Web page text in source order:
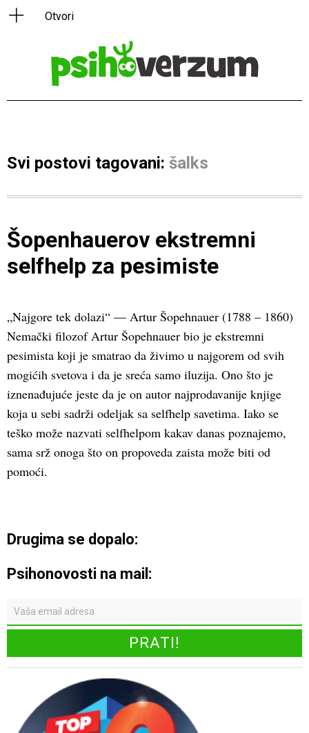
Svi postovi tagovani: šalks
Šopenhauerov ekstremni
selfhelp za pesimiste
„Najgore tek dolazi“ ― Artur Šopehnauer (1788 – 1860)
Nemački filozof Artur Šopehnauer bio je ekstremni
pesimista koji je smatrao da živimo u najgorem od svih
mogićih svetova i da je sreća samo iluzija. Ono što je
iznenađujuće jeste da je on autor najprodavanije knjige
koja u sebi sadrži odeljak sa selfhelp savetima. Iako se
teško može nazvati selfhelpom kakav danas poznajemo,
sama srž onoga što on propoveda zaista može biti od
pomoći.
Drugima se dopalo:
Psihonovosti na mail: